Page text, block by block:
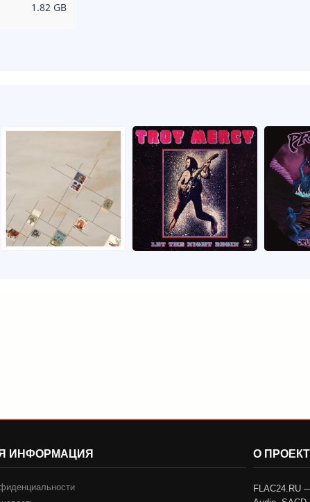
1.82 GB
ИНФОРМАЦИЯ О
FLAC24.RU